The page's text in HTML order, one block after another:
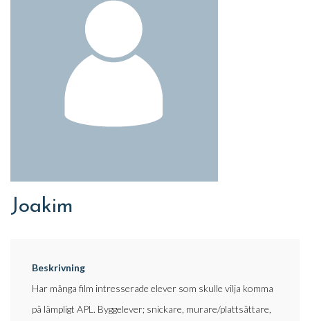
Joakim
Beskrivning
Har många film intresserade elever som skulle vilja komma
på lämpligt APL. Byggelever; snickare, murare/plattsättare,